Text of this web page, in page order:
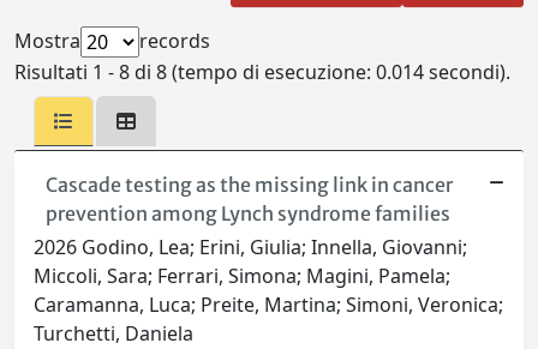
Mostra
records
Risultati 1 - 8 di 8 (tempo di esecuzione: 0.014 secondi).
Cascade testing as the missing link in cancer
prevention among Lynch syndrome families
2026 Godino, Lea; Erini, Giulia; Innella, Giovanni;
Miccoli, Sara; Ferrari, Simona; Magini, Pamela;
Caramanna, Luca; Preite, Martina; Simoni, Veronica;
Turchetti, Daniela